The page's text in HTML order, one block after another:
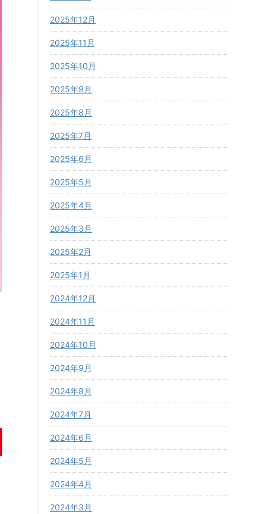
2025年12月
2025年11月
2025年10月
2025年9月
2025年8月
2025年7月
2025年6月
2025年5月
2025年4月
2025年3月
2025年2月
2025年1月
2024年12月
2024年11月
2024年10月
2024年9月
2024年8月
2024年7月
2024年6月
2024年5月
2024年4月
2024年3月